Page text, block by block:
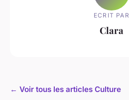
ECRIT PAR
Clara
← Voir tous les articles Culture